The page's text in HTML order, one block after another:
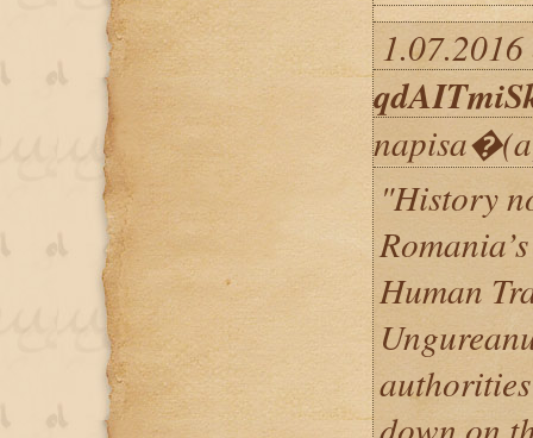
"History
Human